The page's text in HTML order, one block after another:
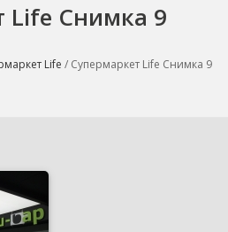
Life Снимка 9
Life / Супермаркет Life Снимка 9